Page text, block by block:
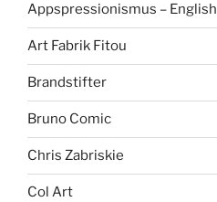
Appspressionismus – English
Art Fabrik Fitou
Brandstifter
Bruno Comic
Chris Zabriskie
Col Art